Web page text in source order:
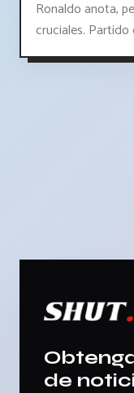
Ronaldo anota,
cruciales.
de